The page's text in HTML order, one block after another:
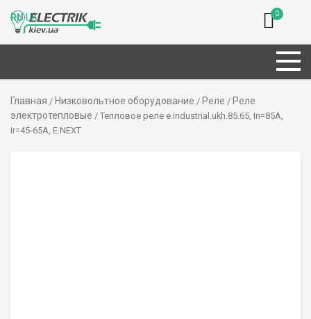
0
Главная / Низковольтное оборудование / Реле / Реле
электротепловые / Тепловое реле e.industrial.ukh.85.65, In=85А,
Ir=45-65А, E.NEXT
RUUK